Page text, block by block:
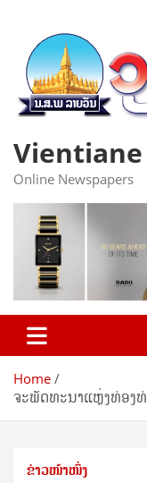
content
Online Newspapers
Home
ຈະພັດທະນາແຫຼ່ງທ່ອງ
ຂ່າວໜ້າໜຶ່ງ